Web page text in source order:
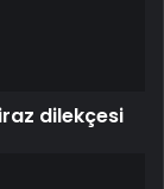
dilekçesi